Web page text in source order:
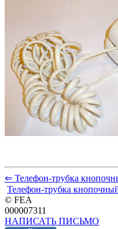
⇐ Телефон-трубка
Телефон-трубка
© FEA
000007311
НАПИСАТЬ ПИСЬМО